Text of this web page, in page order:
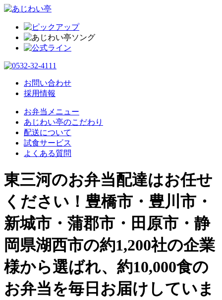
お問い合わせ
採用情報
お弁当メニュー
あじわい亭のこだわり
配送について
試食サービス
よくある質問
東三河のお弁当配達はお任せ
ください！豊橋市・豊川市・
新城市・蒲郡市・田原市・静
岡県湖西市の約1,200社の企業
様から選ばれ、約10,000食の
お弁当を毎日お届けしていま